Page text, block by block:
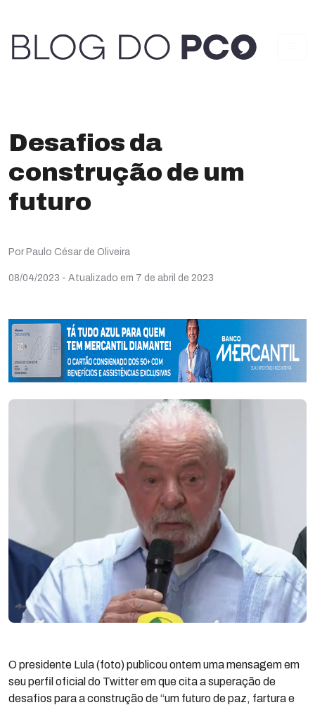
Desafios da
construção de um
futuro
Por Paulo César de Oliveira
08/04/2023 - Atualizado em 7 de abril de 2023
O presidente Lula (foto) publicou ontem uma mensagem em
seu perfil oficial do Twitter em que cita a superação de
desafios para a construção de “um futuro de paz, fartura e